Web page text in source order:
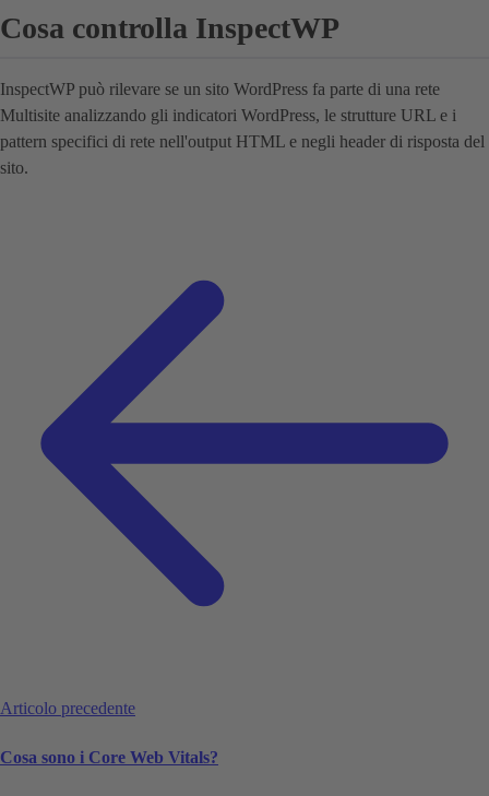
Cosa controlla InspectWP
InspectWP può rilevare se un sito WordPress fa parte di una rete
Multisite analizzando gli indicatori WordPress, le strutture URL e i
pattern specifici di rete nell'output HTML e negli header di risposta del
sito.
Articolo precedente
Cosa sono i Core Web Vitals?